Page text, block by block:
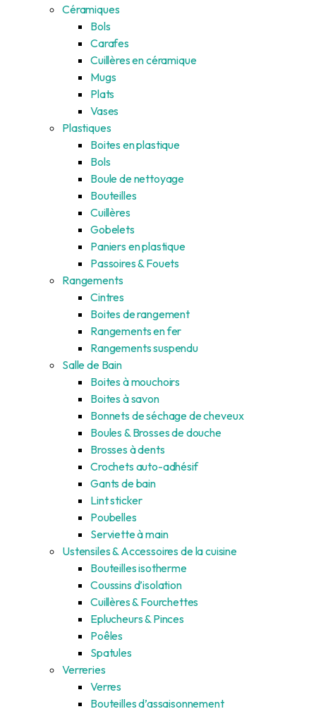
Céramiques
Bols
Carafes
Cuillères en céramique
Mugs
Plats
Vases
Plastiques
Boites en plastique
Bols
Boule de nettoyage
Bouteilles
Cuillères
Gobelets
Paniers en plastique
Passoires & Fouets
Rangements
Cintres
Boites de rangement
Rangements en fer
Rangements suspendu
Salle de Bain
Boites à mouchoirs
Boites à savon
Bonnets de séchage de cheveux
Boules & Brosses de douche
Brosses à dents
Crochets auto-adhésif
Gants de bain
Lint sticker
Poubelles
Serviette à main
Ustensiles & Accessoires de la cuisine
Bouteilles isotherme
Coussins d’isolation
Cuillères & Fourchettes
Eplucheurs & Pinces
Poêles
Spatules
Verreries
Verres
Bouteilles d’assaisonnement